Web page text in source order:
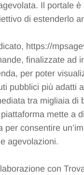
Il portale
di estenderlo
https://
finalizzate ad
per poter
pubblici più adatti
tra migliaia di
mette a
per consentire
agevolazioni.
con